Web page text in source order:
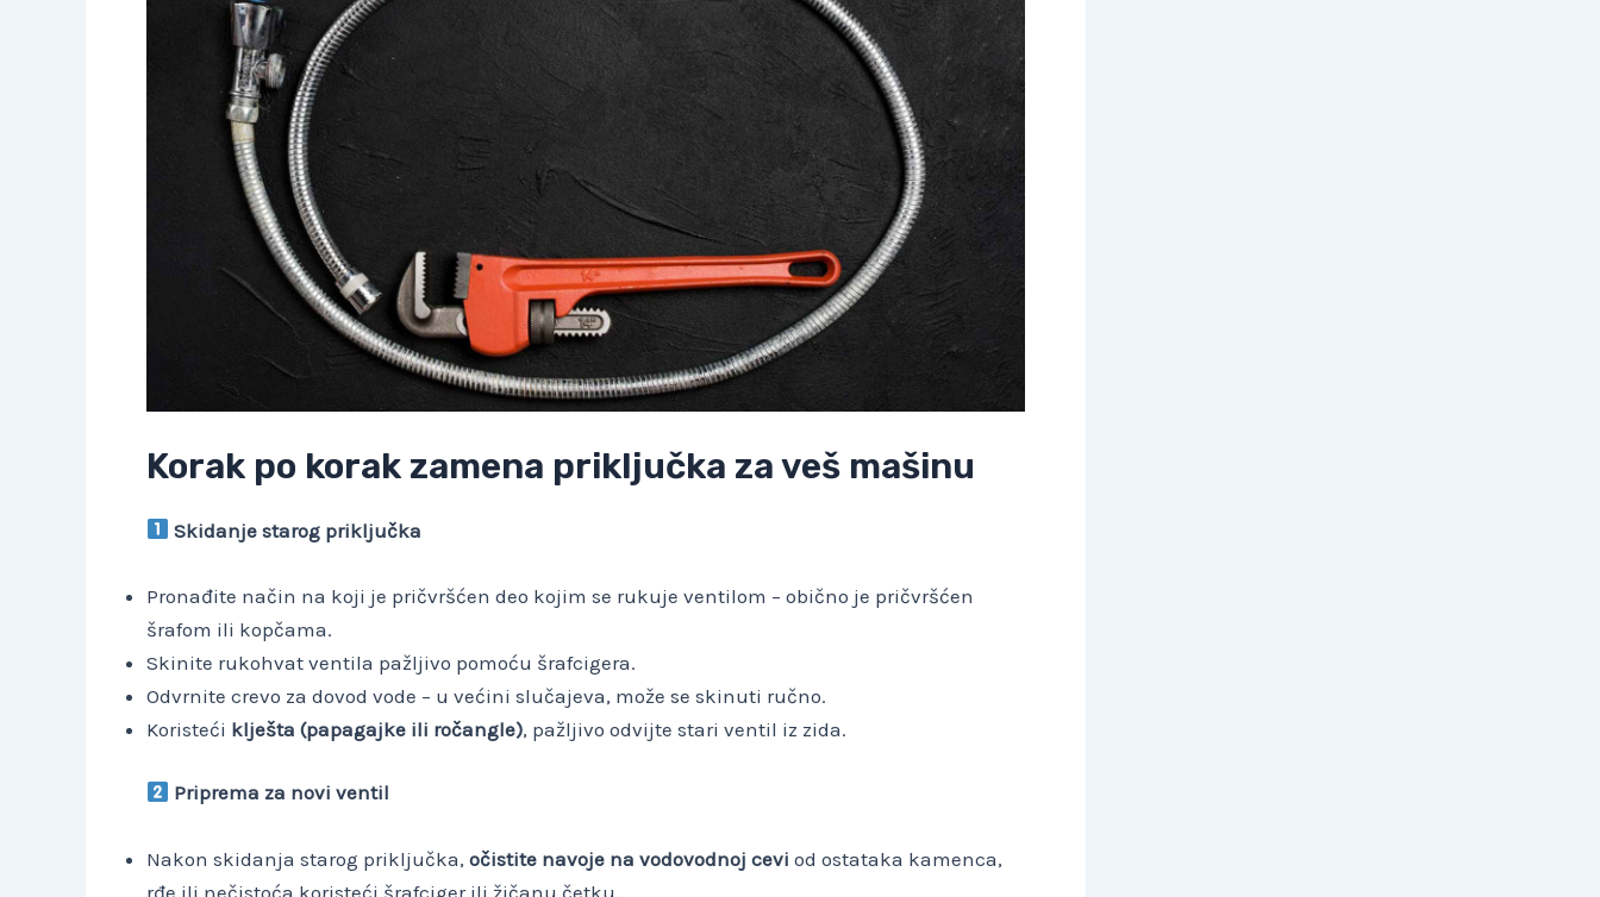
Korak po korak zamena priključka za veš mašinu
Skidanje starog priključka
Pronađite način na koji je pričvršćen deo kojim se rukuje ventilom – obično je pričvršćen
šrafom ili kopčama.
Skinite rukohvat ventila pažljivo pomoću šrafcigera.
Odvrnite crevo za dovod vode – u većini slučajeva, može se skinuti ručno.
Koristeći klješta (papagajke ili ročangle), pažljivo odvijte stari ventil iz zida.
Priprema za novi ventil
Nakon skidanja starog priključka, očistite navoje na vodovodnoj cevi od ostataka kamenca,
rđe ili nečistoća koristeći šrafciger ili žičanu četku.